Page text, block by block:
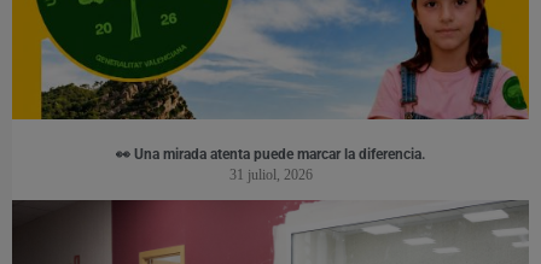
👀 Una mirada atenta puede marcar la diferencia.
31 juliol, 2026